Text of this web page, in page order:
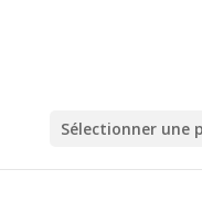
Sélectionner une